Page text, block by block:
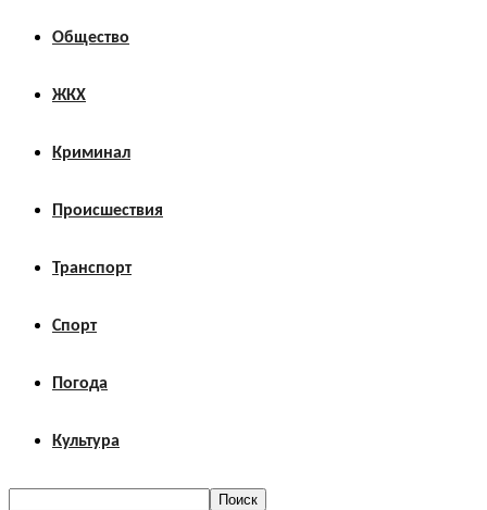
Общество
ЖКХ
Криминал
Происшествия
Транспорт
Спорт
Погода
Культура